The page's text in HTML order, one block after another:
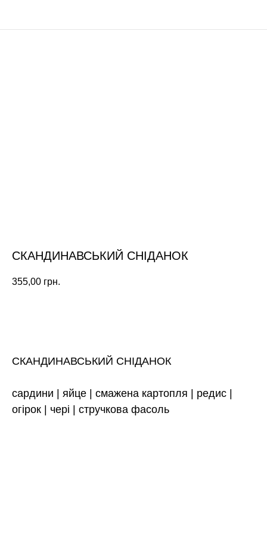
СКАНДИНАВСЬКИЙ СНІДАНОК
355,00 грн.
СКАНДИНАВСЬКИЙ СНІДАНОК
сардини | яйце | смажена картопля | редис |
огірок | чері | стручкова фасоль